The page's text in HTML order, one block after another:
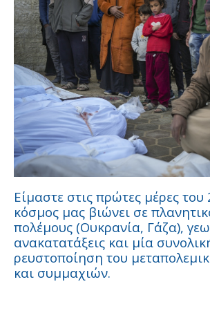
Είμαστε στις πρώτες μέρες του
κόσμος μας βιώνει σε
πολέμους (Ουκρανία, Γάζα),
ανακατατάξεις και μία
ρευστοποίηση του
και συμμαχιών.